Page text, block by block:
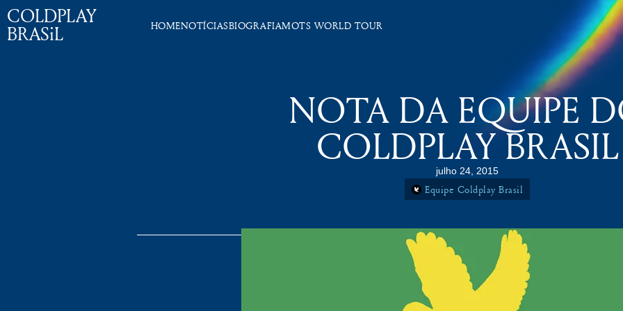
COLDPLAY
BRASiL HOMENOTÍCIASBIOGRAFIAMOTS WORLD TOUR
NOTA DA EQUIPE
COLDPLAY BRASIL
julho 24, 2015
Equipe Coldplay Brasil